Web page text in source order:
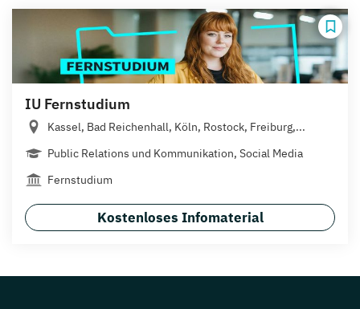
IU Fernstudium
Kassel, Bad Reichenhall, Köln, Rostock, Freiburg,...
Public Relations und Kommunikation, Social Media
Fernstudium
Kostenloses Infomaterial